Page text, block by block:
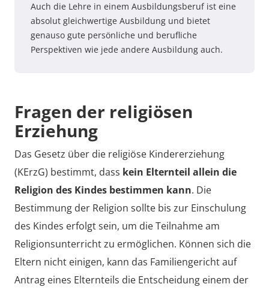
Auch die Lehre in einem Ausbildungsberuf ist eine
absolut gleichwertige Ausbildung und bietet
genauso gute persönliche und berufliche
Perspektiven wie jede andere Ausbildung auch.
Fragen der religiösen
Erziehung
Das Gesetz über die religiöse Kindererziehung
(KErzG) bestimmt, dass kein Elternteil allein die
Religion des Kindes bestimmen kann. Die
Bestimmung der Religion sollte bis zur Einschulung
des Kindes erfolgt sein, um die Teilnahme am
Religionsunterricht zu ermöglichen. Können sich die
Eltern nicht einigen, kann das Familiengericht auf
Antrag eines Elternteils die Entscheidung einem der